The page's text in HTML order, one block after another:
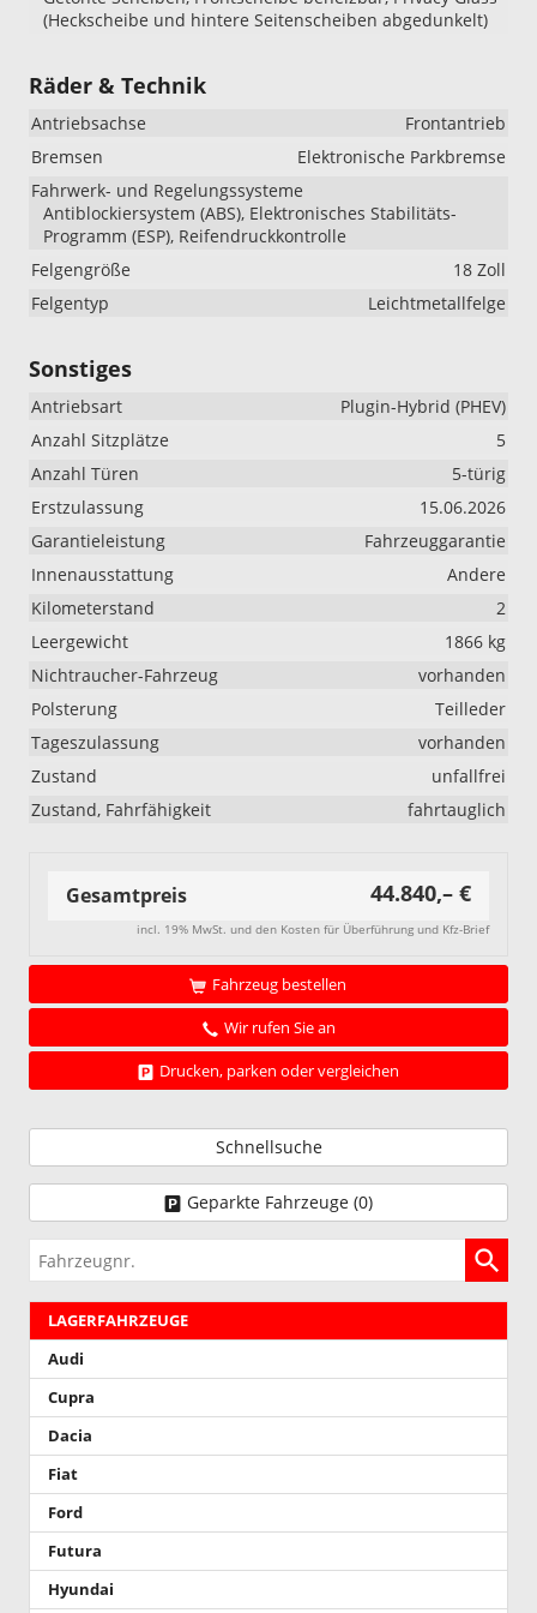
(Heckscheibe und hintere Seitenscheiben abgedunkelt)
Räder & Technik
Antriebsachse
Frontantrieb
Bremsen
Elektronische Parkbremse
Fahrwerk- und Regelungssysteme
Antiblockiersystem (ABS), Elektronisches Stabilitäts-
Programm (ESP), Reifendruckkontrolle
Felgengröße
18 Zoll
Felgentyp
Leichtmetallfelge
Sonstiges
Antriebsart
Plugin-Hybrid (PHEV)
Anzahl Sitzplätze
5
Anzahl Türen
5-türig
Erstzulassung
15.06.2026
Garantieleistung
Fahrzeuggarantie
Innenausstattung
Andere
Kilometerstand
2
Leergewicht
1866 kg
Nichtraucher-Fahrzeug
vorhanden
Polsterung
Teilleder
Tageszulassung
vorhanden
Zustand
unfallfrei
Zustand, Fahrfähigkeit
fahrtauglich
Gesamtpreis 44.840,– €
incl. 19% MwSt. und den Kosten für Überführung und Kfz-Brief
Fahrzeug bestellen
Wir rufen Sie an
Drucken, parken oder vergleichen
Schnellsuche
Geparkte Fahrzeuge (0)
Fahrzeugnr.
LAGERFAHRZEUGE
Audi
Cupra
Dacia
Fiat
Ford
Futura
Hyundai